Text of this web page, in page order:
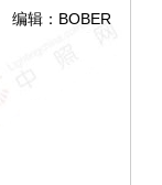
编辑：BOBER